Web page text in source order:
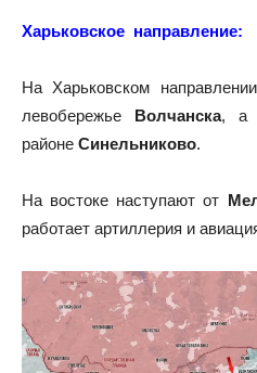
Харьковское направление:
На Харьковском
левобережье Волчанска, а
районе Синельниково.
На востоке наступают от
работает артиллерия и